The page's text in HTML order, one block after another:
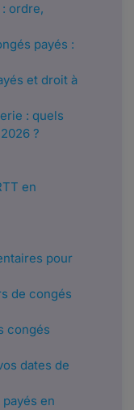
ordre,
payés :
et droit à
: quels
?
en
pour
de congés
congés
dates de
en